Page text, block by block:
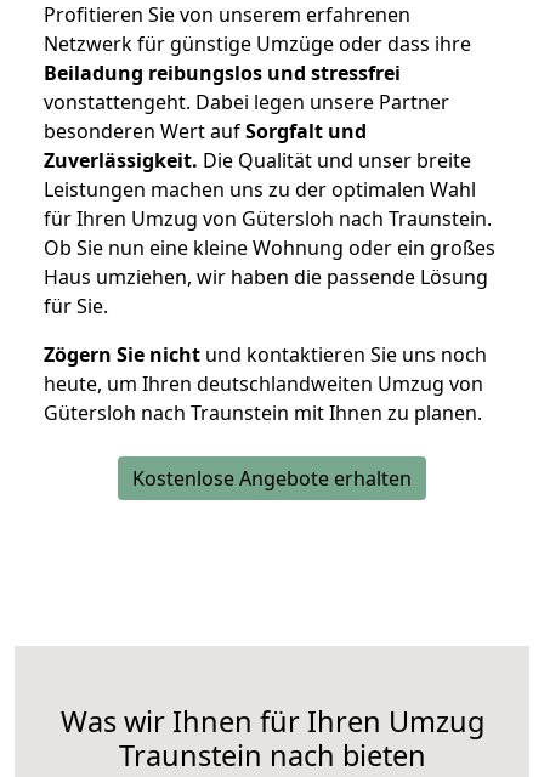
Profitieren Sie von unserem erfahrenen
Netzwerk für günstige Umzüge oder dass ihre
Beiladung reibungslos und stressfrei
vonstattengeht. Dabei legen unsere Partner
besonderen Wert aufSorgfalt und
Zuverlässigkeit. Die Qualität und unser breite
Leistungen machen uns zu der optimalen Wahl
für Ihren Umzug von Gütersloh nach Traunstein.
Ob Sie nun eine kleine Wohnung oder ein großes
Haus umziehen, wir haben die passende Lösung
für Sie.
Zögern Sie nicht und kontaktieren Sie uns noch
heute, um Ihren deutschlandweiten Umzug von
Gütersloh nach Traunstein mit Ihnen zu planen.
Kostenlose Angebote erhalten
Was wir Ihnen für Ihren Umzug
Traunstein nach bieten